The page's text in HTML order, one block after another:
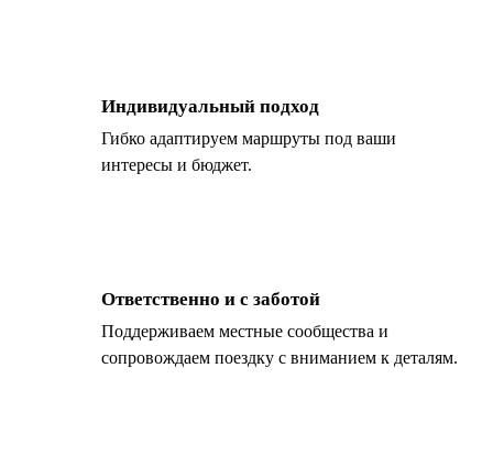
Индивидуальный подход
Гибко адаптируем маршруты под ваши
интересы и бюджет.
Ответственно и с заботой
Поддерживаем местные сообщества и
сопровождаем поездку с вниманием к деталям.